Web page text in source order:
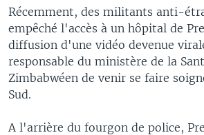
Récemment, des militants anti-
empêché l'accès à un hôpital de
diffusion d'une vidéo devenue
responsable du ministère de la
Zimbabwéen de venir se faire
Sud.
A l'arrière du fourgon de police,